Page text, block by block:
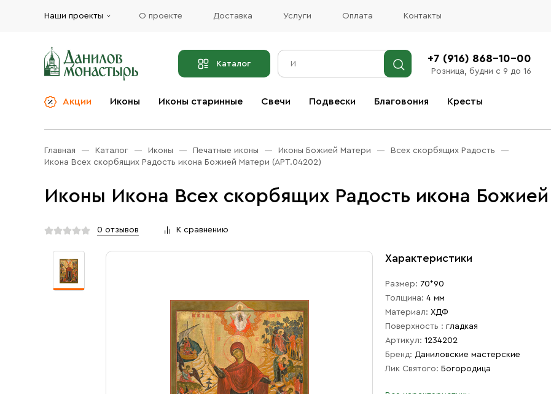
Наши проекты О проекте Доставка Услуги Оплата Контакты
Каталог +7 (916) 868-10-00
Розница, будни с 9 до 16
Акции Иконы Иконы старинные Свечи Подвески Благовония Кресты
Церковная утварь
Масло
Православные подарки
Разное
Ювелирные изделия
Бренды
Доставка
Контакты
Главная Каталог Иконы Печатные иконы Иконы Божией Матери
Всех скорбящих Радость
Икона Всех скорбящих Радость икона Божией Матери (АРТ.04202)
Иконы Икона Всех скорбящих Радость икона
0 отзывов К сравнению
Характеристики
Размер: 70*90
Толщина: 4 мм
Материал: ХДФ
Поверхность : гладкая
Артикул: 1234202
Бренд: Даниловские мастерские
Лик Святого: Богородица